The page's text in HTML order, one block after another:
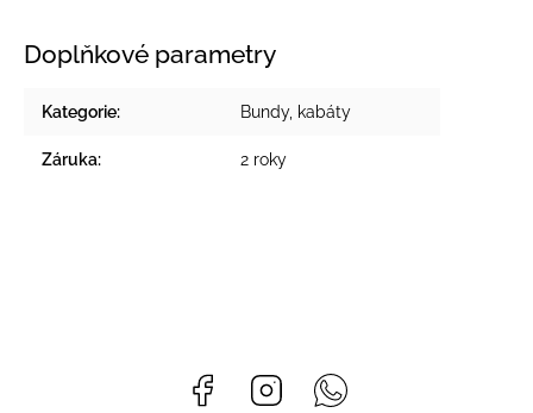
Doplňkové parametry
Kategorie: Bundy, kabáty
Záruka: 2 roky
Facebook Instagram